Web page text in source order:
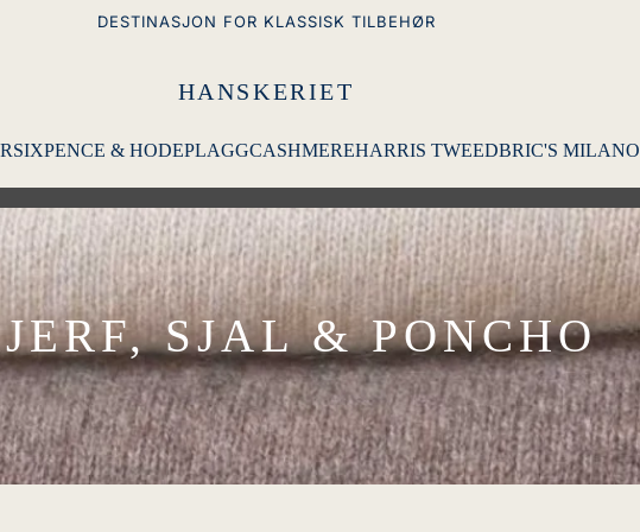
DESTINASJON FOR KLASSISK TILBEHØR
HANSKERIET
SIXPENCE & HODEPLAGGCASHMEREHARRIS TWEEDBRIC'S MILANO
SJAL & PONCHO